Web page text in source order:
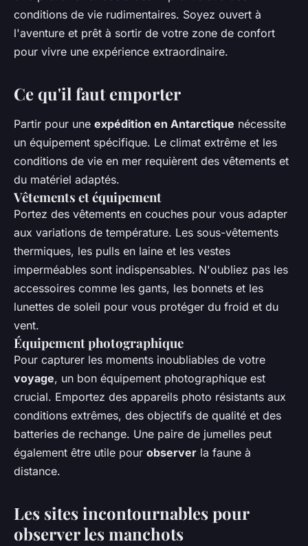
conditions de vie rudimentaires. Soyez ouvert à
l'aventure et prêt à sortir de votre zone de confort
pour vivre une expérience extraordinaire.
Ce qu'il faut emporter
Partir pour une expédition en Antarctique nécessite
un équipement spécifique. Le climat extrême et les
conditions de vie en mer requièrent des vêtements et
du matériel adaptés.
Vêtements et équipement
Portez des vêtements en couches pour vous adapter
aux variations de température. Les sous-vêtements
thermiques, les pulls en laine et les vestes
imperméables sont indispensables. N'oubliez pas les
accessoires comme les gants, les bonnets et les
lunettes de soleil pour vous protéger du froid et du
vent.
Équipement photographique
Pour capturer les moments inoubliables de votre
voyage, un bon équipement photographique est
crucial. Emportez des appareils photo résistants aux
conditions extrêmes, des objectifs de qualité et des
batteries de rechange. Une paire de jumelles peut
également être utile pour observer la faune à
distance.
Les sites incontournables pour
observer les manchots